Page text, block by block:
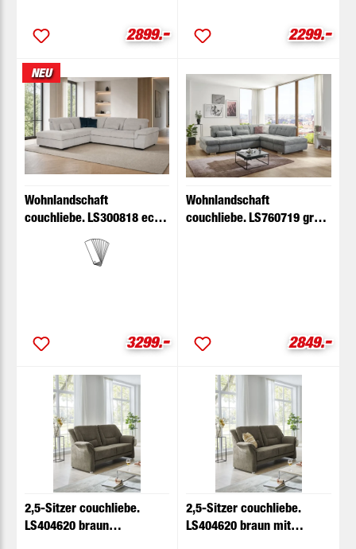
Verkaufspreis:
2899.- 2299.-
NEU
Wohnlandschaft
couchliebe. LS300818 ecru
mit Zusatzfunktionen
Verkaufspreis:
3299.-
Wohnlandschaft
couchliebe. LS760719 grau
2849.-
2,5-Sitzer couchliebe.
LS404620 braun
2,5-Sitzer couchliebe.
LS404620 braun mit